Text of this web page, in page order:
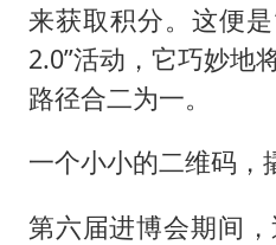
来获取积分。这便
2.0”活动，它巧妙地
路径合二为一。
一个小小的二维码，
第六届进博会期间